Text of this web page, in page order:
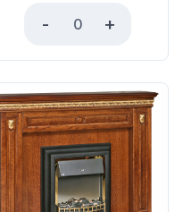
- +